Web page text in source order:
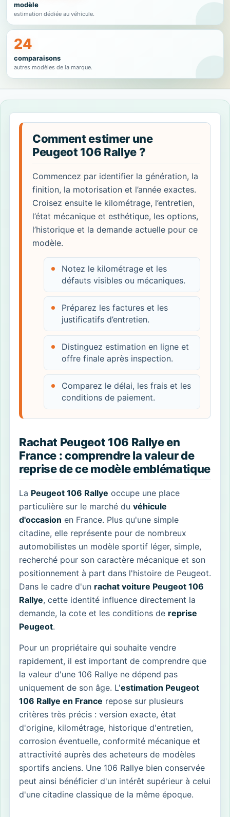
modèle
estimation dédiée au véhicule.
24
comparaisons
autres modèles de la marque.
Comment estimer une
Peugeot 106 Rallye ?
Commencez par identifier la génération, la
finition, la motorisation et l’année exactes.
Croisez ensuite le kilométrage, l’entretien,
l’état mécanique et esthétique, les options,
l’historique et la demande actuelle pour ce
modèle.
Notez le kilométrage et les
défauts visibles ou mécaniques.
Préparez les factures et les
justificatifs d’entretien.
Distinguez estimation en ligne et
offre finale après inspection.
Comparez le délai, les frais et les
conditions de paiement.
Rachat Peugeot 106 Rallye en
France : comprendre la valeur de
reprise de ce modèle emblématique
La Peugeot 106 Rallye occupe une place
particulière sur le marché du véhicule
d'occasion en France. Plus qu'une simple
citadine, elle représente pour de nombreux
automobilistes un modèle sportif léger, simple,
recherché pour son caractère mécanique et son
positionnement à part dans l'histoire de Peugeot.
Dans le cadre d'un rachat voiture Peugeot 106
Rallye, cette identité influence directement la
demande, la cote et les conditions de reprise
Peugeot.
Pour un propriétaire qui souhaite vendre
rapidement, il est important de comprendre que
la valeur d'une 106 Rallye ne dépend pas
uniquement de son âge. L'estimation Peugeot
106 Rallye en France repose sur plusieurs
critères très précis : version exacte, état
d'origine, kilométrage, historique d'entretien,
corrosion éventuelle, conformité mécanique et
attractivité auprès des acheteurs de modèles
sportifs anciens. Une 106 Rallye bien conservée
peut ainsi bénéficier d'un intérêt supérieur à celui
d'une citadine classique de la même époque.